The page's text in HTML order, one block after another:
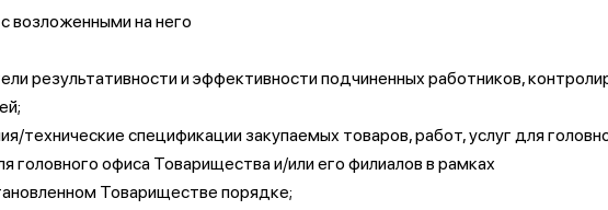
возложенными на него
результативности и эффективности подчиненных работников,
технические спецификации закупаемых товаров, работ, услуг для
головного офиса Товарищества и/или его филиалов в рамках
Товариществе порядке;